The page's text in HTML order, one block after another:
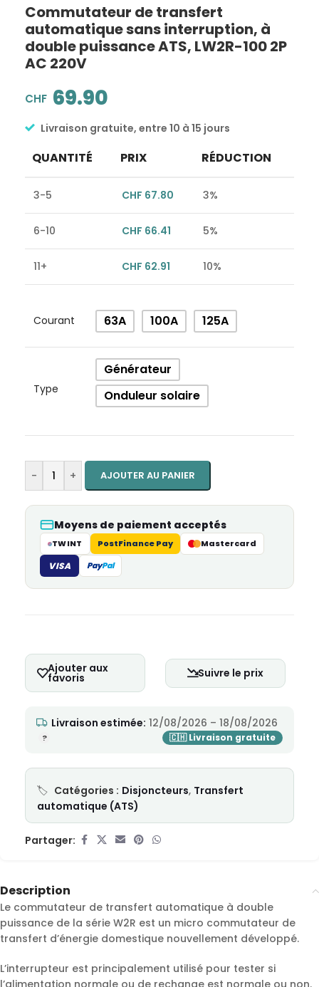
Commutateur de transfert
automatique sans interruption, à
double puissance ATS, LW2R-100 2P
AC 220V
CHF 69.90
Livraison gratuite, entre 10 à 15 jours
QUANTITÉ PRIX RÉDUCTION
3-5 CHF 67.80 3%
6-10 CHF 66.41 5%
11+ CHF 62.91 10%
Courant 63A 100A 125A
Type
Générateur
Onduleur solaire
- + AJOUTER AU PANIER
Moyens de paiement acceptés
TWINT PostFinance Pay Mastercard
VISA PayPal
Ajouter aux
favoris Suivre le prix
Livraison estimée: 12/08/2026 – 18/08/2026
Catégories : Disjoncteurs, Transfert
automatique (ATS)
Partager:
Description
Le commutateur de transfert automatique à double
puissance de la série W2R est un micro commutateur de
transfert d’énergie domestique nouvellement développé.
L’interrupteur est principalement utilisé pour tester si
l’alimentation normale ou de rechange est normale ou non.